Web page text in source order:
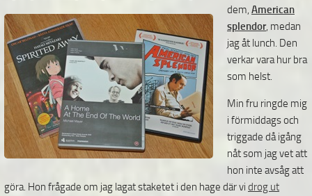
dem, American
splendor, medan
jag åt lunch. Den
verkar vara hur bra
som helst.
Min fru ringde mig
i förmiddags och
triggade då igång
nåt som jag vet att
hon inte avsåg att
göra. Hon frågade om jag lagat staketet i den hage där vi drog ut